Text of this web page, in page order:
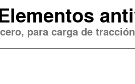
para carga de